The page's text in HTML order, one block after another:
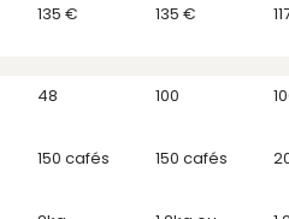
135 € 135 €
48 100
150 cafés 150 cafés